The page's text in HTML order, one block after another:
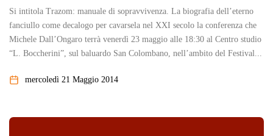
Si intitola Trazom: manuale di sopravvivenza. La biografia dell’eterno
fanciullo come decalogo per cavarsela nel XXI secolo la conferenza che
Michele Dall’Ongaro terrà venerdì 23 maggio alle 18:30 al Centro studio
“L. Boccherini”, sul baluardo San Colombano, nell’ambito del Festival...
mercoledì 21 Maggio 2014